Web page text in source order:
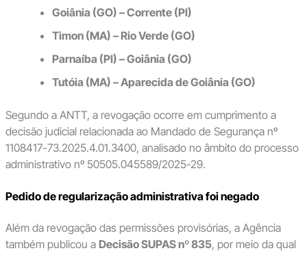
Goiânia (GO) – Corrente (PI)
Timon (MA) – Rio Verde (GO)
Parnaíba (PI) – Goiânia (GO)
Tutóia (MA) – Aparecida de Goiânia (GO)
Segundo a ANTT, a revogação ocorre em cumprimento a
decisão judicial relacionada ao Mandado de Segurança nº
1108417-73.2025.4.01.3400, analisado no âmbito do processo
administrativo nº 50505.045589/2025-29.
Pedido de regularização administrativa foi negado
Além da revogação das permissões provisórias, a Agência
também publicou a Decisão SUPAS nº 835, por meio da qual